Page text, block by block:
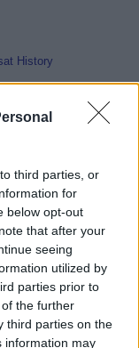
third parties, or
for
below opt-out
that after your
seeing
utilized by
parties prior to
the further
third parties on the
information may
History
linkový střídač • mzda
okres Jihlava)
obsluha CNC strojů •
na ubytování
údržby (m/ž) (tř.
CNC operátor• mzda
na ubytování (Jihlava,